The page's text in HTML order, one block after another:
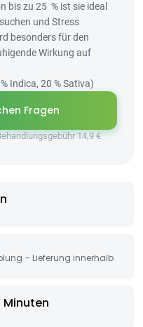
bis zu 25 % ist sie ideal
und Stress
besonders für den
Wirkung auf
Indica, 20 % Sativa)
Fragen
14,9 €
– Lieferung innerhalb
Minuten